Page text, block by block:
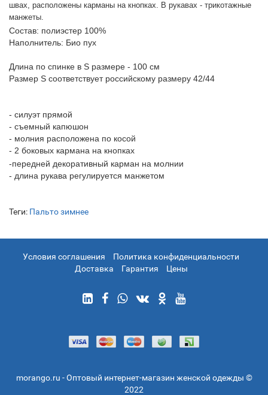
швах, расположены карманы на кнопках. В рукавах - трикотажные
манжеты.
Состав: полиэстер 100%
Наполнитель: Био пух
Длина по спинке в S размере - 100 см
Размер S соответствует российскому размеру 42/44
- силуэт прямой
- съемный капюшон
- молния расположена по косой
- 2 боковых кармана на кнопках
-передней декоративный карман на молнии
- длина рукава регулируется манжетом
Теги: Пальто зимнее
Условия соглашения
Политика конфиденциальности
Доставка
Гарантия Цены
morango.ru - Оптовый интернет-магазин женской одежды ©
2022